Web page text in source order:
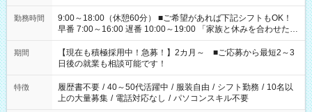
勤務時間
9:00～18:00（休憩60分） ■ご希望があれば下記シフトもOK！
早番 7:00～16:00 遅番 10:00～19:00 「家族と休みを合わせた
い」 「余裕を持って夕飯の準備がしたい」 「できれば残業はし
たくない」 など、ご希望を教えてくださいね。 ※Wワーク希望
の方へ 今ご覧のお仕事で希望する勤務時間と、もう1つのお仕事
の勤務時間。 合計で週40時間を超える場合は応募できません。
期間
【現在も積極採用中！急募！】2カ月～ ■ご応募から最短2～3
日後の就業も相談可能です！
特徴 履歴書不要 / 40～50代活躍中 / 服装自由 / シフト勤務 / 10名以
上の大量募集 / 電話対応なし / パソコンスキル不要